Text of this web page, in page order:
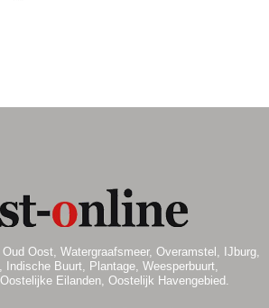
Oost, Watergraafsmeer, Overamstel, IJburg,
Indische Buurt, Plantage, Weesperbuurt,
Eilanden, Oostelijk Havengebied.